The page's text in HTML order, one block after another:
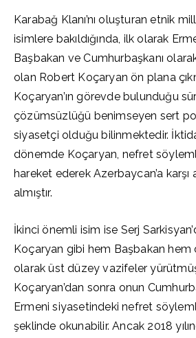
Karabağ Klanı’nı oluşturan etnik
isimlere bakıldığında, ilk olarak
Başbakan ve Cumhurbaşkanı
olan Robert Koçaryan ön plana
Koçaryan’ın görevde bulunduğu
çözümsüzlüğü benimseyen sert
siyasetçi olduğu bilinmektedir.
dönemde Koçaryan, nefret
hareket ederek Azerbaycan’a karşı
almıştır.
İkinci önemli isim ise Serj
Koçaryan gibi hem Başbakan hem
olarak üst düzey vazifeler
Koçaryan’dan sonra onun
Ermeni siyasetindeki nefret
şeklinde okunabilir. Ancak 2018